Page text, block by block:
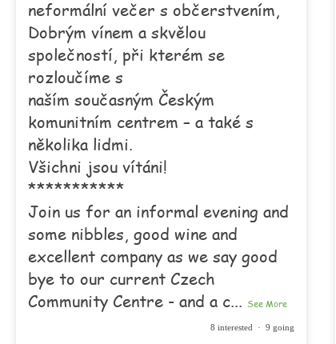
neformální večer s občerstvením,
Dobrým vínem a skvělou
společností, při kterém se
rozloučíme s
naším současným Českým
komunitním centrem – a také s
několika lidmi.
Všichni jsou vítáni!
***********
Join us for an informal evening and
some nibbles, good wine and
excellent company as we say good
bye to our current Czech
Community Centre - and a c... See More
8 interested · 9 going